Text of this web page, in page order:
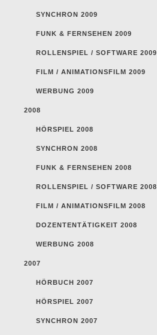
SYNCHRON 2009
FUNK & FERNSEHEN 2009
ROLLENSPIEL / SOFTWARE 2009
FILM / ANIMATIONSFILM 2009
WERBUNG 2009
2008
HÖRSPIEL 2008
SYNCHRON 2008
FUNK & FERNSEHEN 2008
ROLLENSPIEL / SOFTWARE 2008
FILM / ANIMATIONSFILM 2008
DOZENTENTÄTIGKEIT 2008
WERBUNG 2008
2007
HÖRBUCH 2007
HÖRSPIEL 2007
SYNCHRON 2007